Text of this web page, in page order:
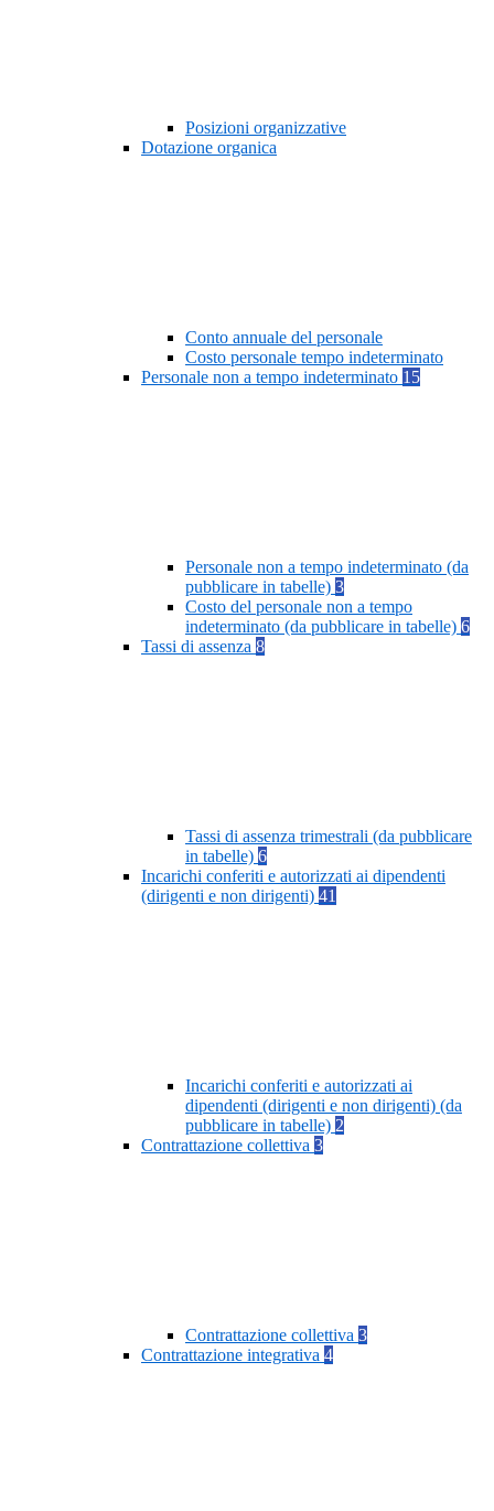
Posizioni organizzative
Dotazione organica
Conto annuale del personale
Costo personale tempo indeterminato
Personale non a tempo indeterminato 15
Personale non a tempo indeterminato (da
pubblicare in tabelle) 3
Costo del personale non a tempo
indeterminato (da pubblicare in tabelle) 6
Tassi di assenza 8
Tassi di assenza trimestrali (da pubblicare
in tabelle) 6
Incarichi conferiti e autorizzati ai dipendenti
(dirigenti e non dirigenti) 41
Incarichi conferiti e autorizzati ai
dipendenti (dirigenti e non dirigenti) (da
pubblicare in tabelle) 2
Contrattazione collettiva 3
Contrattazione collettiva 3
Contrattazione integrativa 4